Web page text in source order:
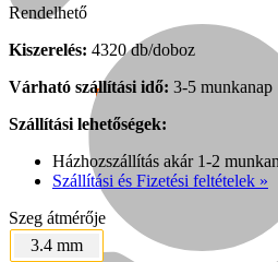
Népszerű!
Senco
Rendelhető
Kiszerelés: 4320 db/doboz
Várható szállítási idő: 3-5 munkanap
Szállítási lehetőségek:
Házhozszállítás akár 1-2
Szállítási és Fizetési feltételek »
Szeg átmérője
3.4 mm